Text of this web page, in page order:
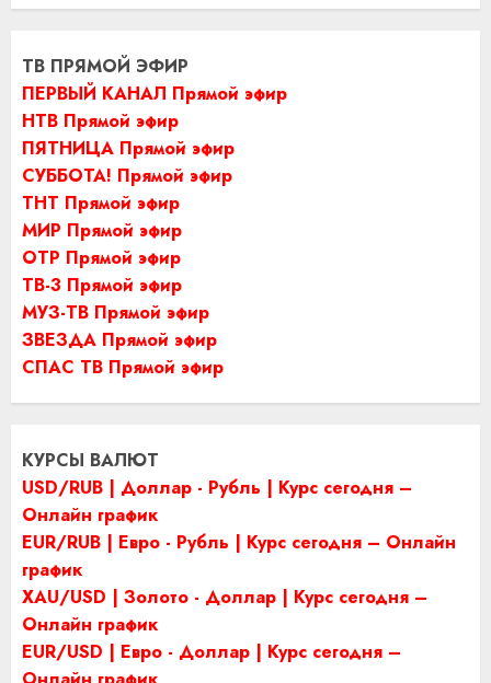
ТВ ПРЯМОЙ ЭФИР
ПЕРВЫЙ КАНАЛ Прямой эфир
НТВ Прямой эфир
ПЯТНИЦА Прямой эфир
СУББОТА! Прямой эфир
ТНТ Прямой эфир
МИР Прямой эфир
ОТР Прямой эфир
ТВ-3 Прямой эфир
МУЗ-ТВ Прямой эфир
ЗВЕЗДА Прямой эфир
СПАС ТВ Прямой эфир
КУРСЫ ВАЛЮТ
USD/RUB | Доллар - Рубль | Курс сегодня –
Онлайн график
EUR/RUB | Евро - Рубль | Курс сегодня – Онлайн
график
XAU/USD | Золото - Доллар | Курс сегодня –
Онлайн график
EUR/USD | Евро - Доллар | Курс сегодня –